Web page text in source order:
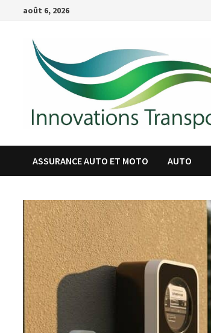
Passer
contenu
août 6, 2026
ASSURANCE AUTO ET MOTO AUTO